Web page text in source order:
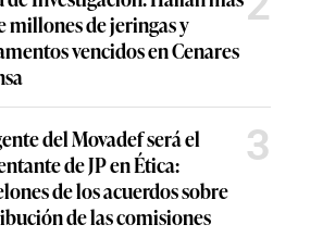
millones de jeringas y
vencidos en Cenares
del Movadef será el
de JP en Ética:
de los acuerdos sobre
de las comisiones
3